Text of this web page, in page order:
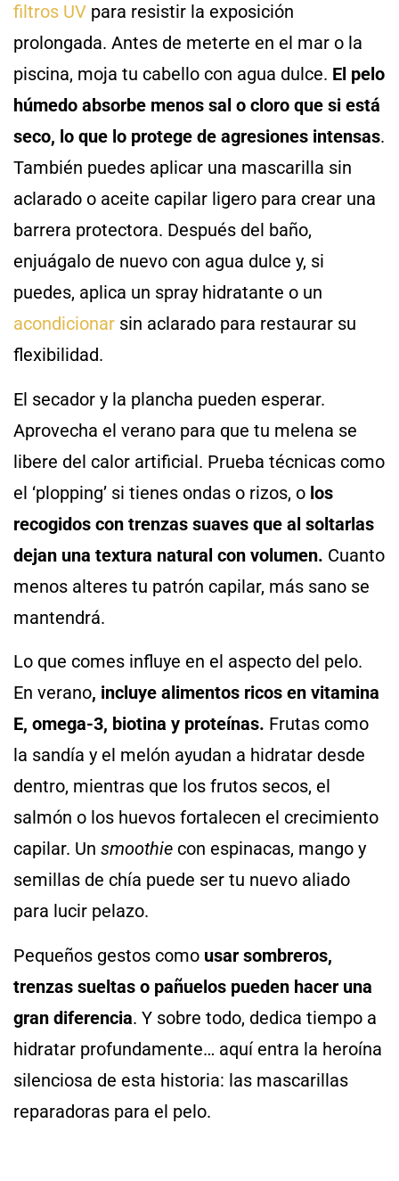
filtros UV para resistir la exposición
prolongada. Antes de meterte en el mar o la
piscina, moja tu cabello con agua dulce. El pelo
húmedo absorbe menos sal o cloro que si está
seco, lo que lo protege de agresiones intensas.
También puedes aplicar una mascarilla sin
aclarado o aceite capilar ligero para crear una
barrera protectora. Después del baño,
enjuágalo de nuevo con agua dulce y, si
puedes, aplica un spray hidratante o un
acondicionar sin aclarado para restaurar su
flexibilidad.
El secador y la plancha pueden esperar.
Aprovecha el verano para que tu melena se
libere del calor artificial. Prueba técnicas como
el ‘plopping’ si tienes ondas o rizos, o los
recogidos con trenzas suaves que al soltarlas
dejan una textura natural con volumen. Cuanto
menos alteres tu patrón capilar, más sano se
mantendrá.
Lo que comes influye en el aspecto del pelo.
En verano, incluye alimentos ricos en vitamina
E, omega-3, biotina y proteínas. Frutas como
la sandía y el melón ayudan a hidratar desde
dentro, mientras que los frutos secos, el
salmón o los huevos fortalecen el crecimiento
capilar. Un smoothie con espinacas, mango y
semillas de chía puede ser tu nuevo aliado
para lucir pelazo.
Pequeños gestos como usar sombreros,
trenzas sueltas o pañuelos pueden hacer una
gran diferencia. Y sobre todo, dedica tiempo a
hidratar profundamente… aquí entra la heroína
silenciosa de esta historia: las mascarillas
reparadoras para el pelo.